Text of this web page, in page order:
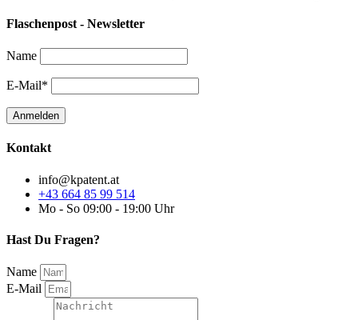
Flaschenpost - Newsletter
Name
E-Mail*
Kontakt
info@kpatent.at
+43 664 85 99 514
Mo - So 09:00 - 19:00 Uhr
Hast Du Fragen?
Name
E-Mail